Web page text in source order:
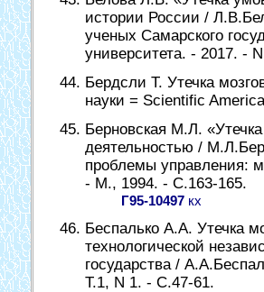
истории России /
ученых Самарского
университета. - 2017. -
Бердсли Т. Утечка
науки = Scientific
Берновская М.Л.
деятельностью /
проблемы управления:
- М., 1994. - С.163-165.
Г95-10497 кх
Беспалько А.А. Утечка
технологической
государства /
Т.1, N 1. - С.47-61.